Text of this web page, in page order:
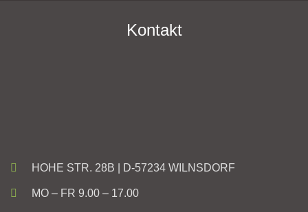
Kontakt
HOHE STR. 28B | D-57234 WILNSDORF
MO – FR 9.00 – 17.00